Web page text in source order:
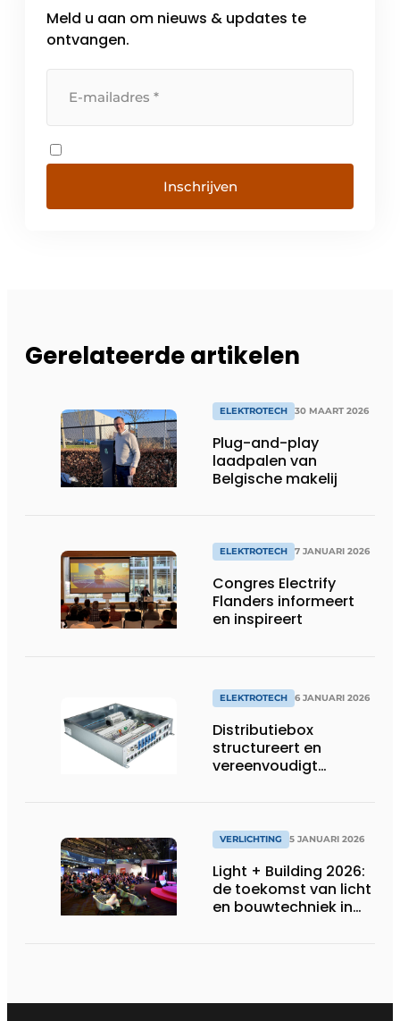
Meld u aan om nieuws & updates te
ontvangen.
Inschrijven
Gerelateerde artikelen
ELEKTROTECH 30 MAART 2026
Plug-and-play
laadpalen van
Belgische makelij
ELEKTROTECH 7 JANUARI 2026
Congres Electrify
Flanders informeert
en inspireert
ELEKTROTECH 6 JANUARI 2026
Distributiebox
structureert en
vereenvoudigt
VERLICHTING 5 JANUARI 2026
Light + Building 2026:
de toekomst van licht
en bouwtechniek in